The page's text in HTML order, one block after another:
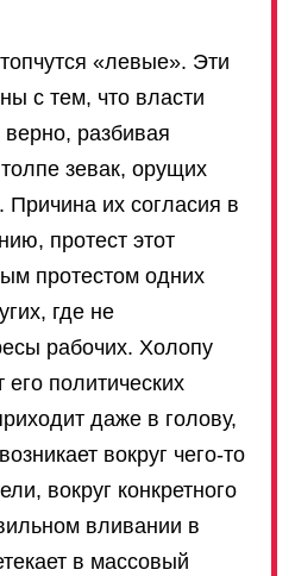
«левые». Эти
с тем, что власти
разбивая
зевак, орущих
Причина их согласия в
протест этот
протестом одних
где не
рабочих. Холопу
его политических
даже в голову,
вокруг чего-то
вокруг конкретного
вливании в
в массовый